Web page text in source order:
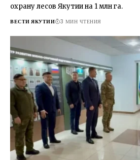
охрану лесов Якутии на 1 млн га.
ВЕСТИ ЯКУТИИ 3 МИН ЧТЕНИЯ